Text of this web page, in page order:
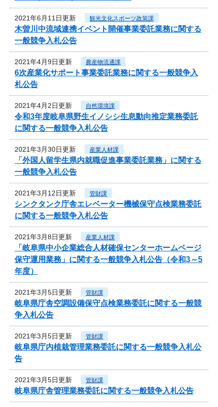
2021年6月11日更新 観光文化スポーツ政策課
木曽川中流域連携イベント開催事業委託業務に関する
一般競争入札公告
2021年4月9日更新 農産物流通課
6次産業化サポート事業委託業務に関する一般競争入
札公告
2021年4月2日更新 自然環境課
令和3年度岐阜県野生イノシシ生息動向推定業務委託
に関する一般競争入札公告
2021年3月30日更新 産業人材課
「外国人留学生県内就職促進事業委託業務」に関する
一般競争入札公告
2021年3月12日更新 管財課
シンクタンク庁舎エレベーター機械保守点検業務委託
に関する一般競争入札公告
2021年3月8日更新 産業人材課
「岐阜県中小企業総合人材確保センターホームページ
保守運用業務」に関する一般競争入札公告（令和3～5
年度）
2021年3月5日更新 管財課
岐阜県庁舎空調設備保守点検業務委託に関する一般競
争入札公告
2021年3月5日更新 管財課
岐阜県庁内植栽管理業務委託に関する一般競争入札公
告
2021年3月5日更新 管財課
岐阜県庁舎管理業務委託に関する一般競争入札公告